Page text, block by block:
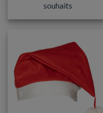
souhaits